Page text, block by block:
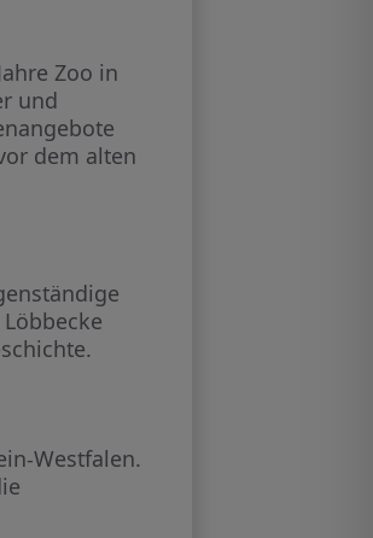
Zoo in
und
dem alten
Westfalen.